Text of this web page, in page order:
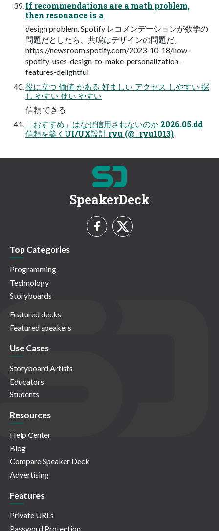
If recommendations are a math problem,
then resonance is a
design problem. Spotify レコメンデーションが数学の
問題だとしたら、共鳴はデザインの問題だ。
https://newsroom.spotify.com/2023-10-18/how-
spotify-uses-design-to-make-personalization-
features-delightful
役に⽴つ 価値 がある 好ましい アクセス しやすい 探
し やすい 使い やすい
信頼 できる
「おすすめ」はなぜ信⽤されないのか 2026.05.dd
信頼を築くUI/UX設計 ryu (@_ryu1013)
SpeakerDeck
Top Categories
Programming
Technology
Storyboards
Featured decks
Featured speakers
Use Cases
Storyboard Artists
Educators
Students
Resources
Help Center
Blog
Compare Speaker Deck
Advertising
Features
Private URLs
Password Protection